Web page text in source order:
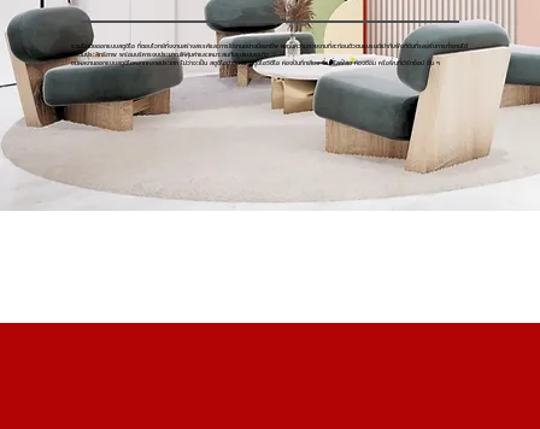
รวมไอเดียออกแบบสตูดิโอ ที่ตอบโจทย์ทั้งงานสร้างสรรค์และการใช้งานอย่างมืออาชีพ ผสานความสวยงามที่สะท้อนตัวตนแบรนด์เข้ากับฟังก์ชันที่รองรับการทำงานได้
อย่างเต็มประสิทธิภาพ พร้อมบริหารงบประมาณให้คุ้มค่าและเหมาะสมกับรูปแบบธุรกิจ
ชมผลงานออกแบบสตูดิโอหลากหลายประเภท ไม่ว่าจะเป็น สตูดิโอถ่ายภาพ สตูดิโอวิดีโอ ห้องบันทึกเสียง พื้นที่ไลฟ์สด ห้องซ้อม หรือพื้นที่เวิร์กช็อป อื่น ๆ